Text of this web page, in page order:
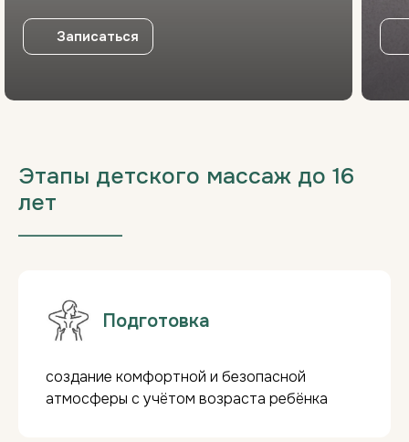
Записаться
Этапы детского массаж до 16
лет
___________________
Подготовка
создание комфортной и безопасной
атмосферы с учётом возраста ребёнка